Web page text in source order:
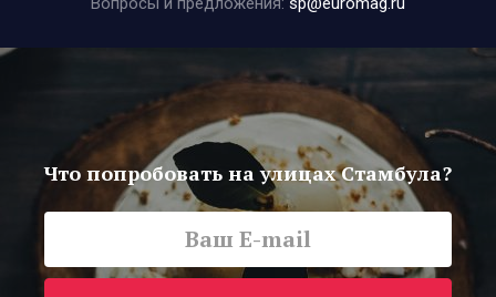
Что попробовать на улицах Стамбула?